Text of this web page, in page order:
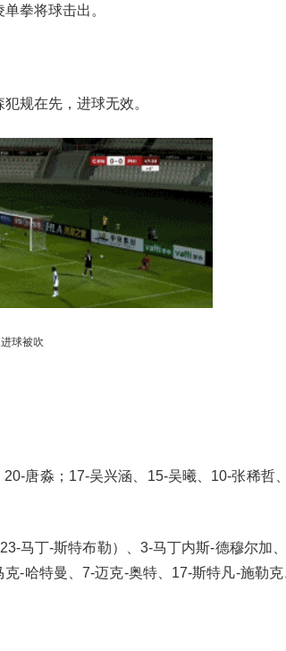
拳将球击出。
规在先，进球无效。
球被吹
唐淼；17-吴兴涵、15-吴曦、10-张稀哲
马丁-斯特布勒）、3-马丁内斯-德穆尔加
-哈特曼、7-迈克-奥特、17-斯特凡-施勒